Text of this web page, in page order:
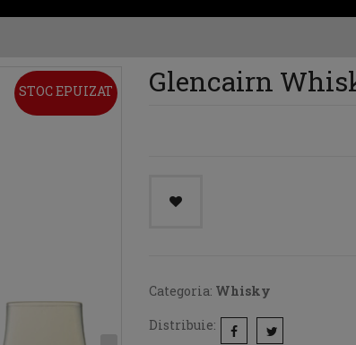
STOC EPUIZAT Glencairn
Categoria: Whisky
Distribuie: